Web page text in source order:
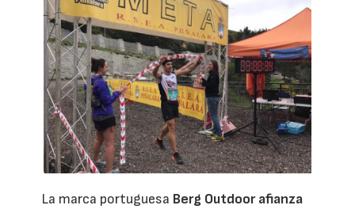
La marca portuguesa Berg Outdoor afianza